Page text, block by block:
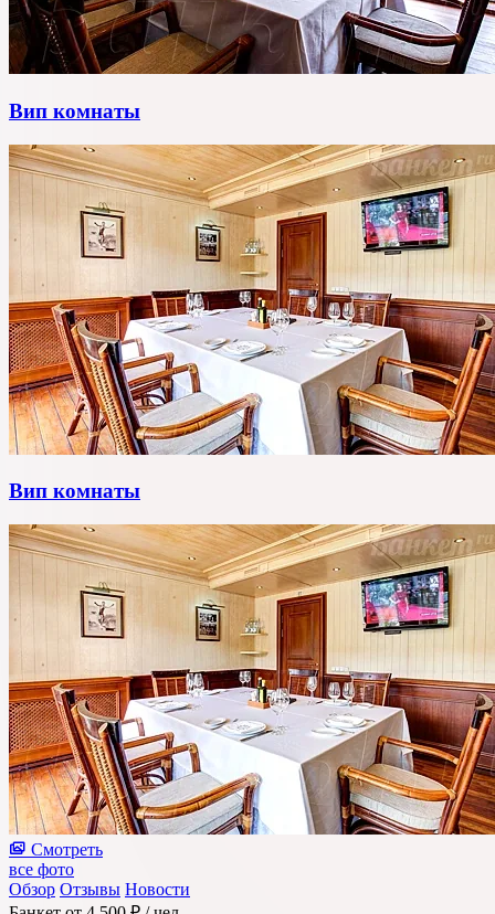
Вип комнаты
Вип комнаты
Смотреть
все фото
Обзор Отзывы Новости